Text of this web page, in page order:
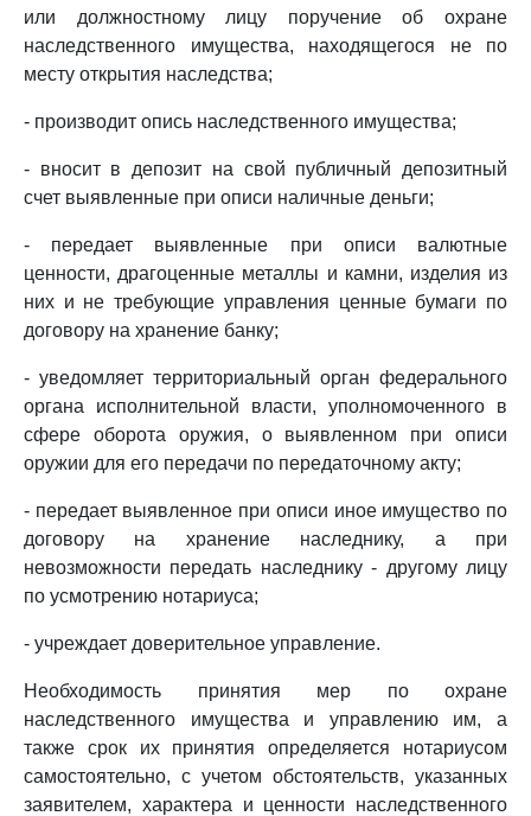
или должностному лицу поручение об охране
наследственного имущества, находящегося не по
месту открытия наследства;
- производит опись наследственного имущества;
- вносит в депозит на свой публичный депозитный
счет выявленные при описи наличные деньги;
- передает выявленные при описи валютные
ценности, драгоценные металлы и камни, изделия из
них и не требующие управления ценные бумаги по
договору на хранение банку;
- уведомляет территориальный орган федерального
органа исполнительной власти, уполномоченного в
сфере оборота оружия, о выявленном при описи
оружии для его передачи по передаточному акту;
- передает выявленное при описи иное имущество по
договору на хранение наследнику, а при
невозможности передать наследнику - другому лицу
по усмотрению нотариуса;
- учреждает доверительное управление.
Необходимость принятия мер по охране
наследственного имущества и управлению им, а
также срок их принятия определяется нотариусом
самостоятельно, с учетом обстоятельств, указанных
заявителем, характера и ценности наследственного